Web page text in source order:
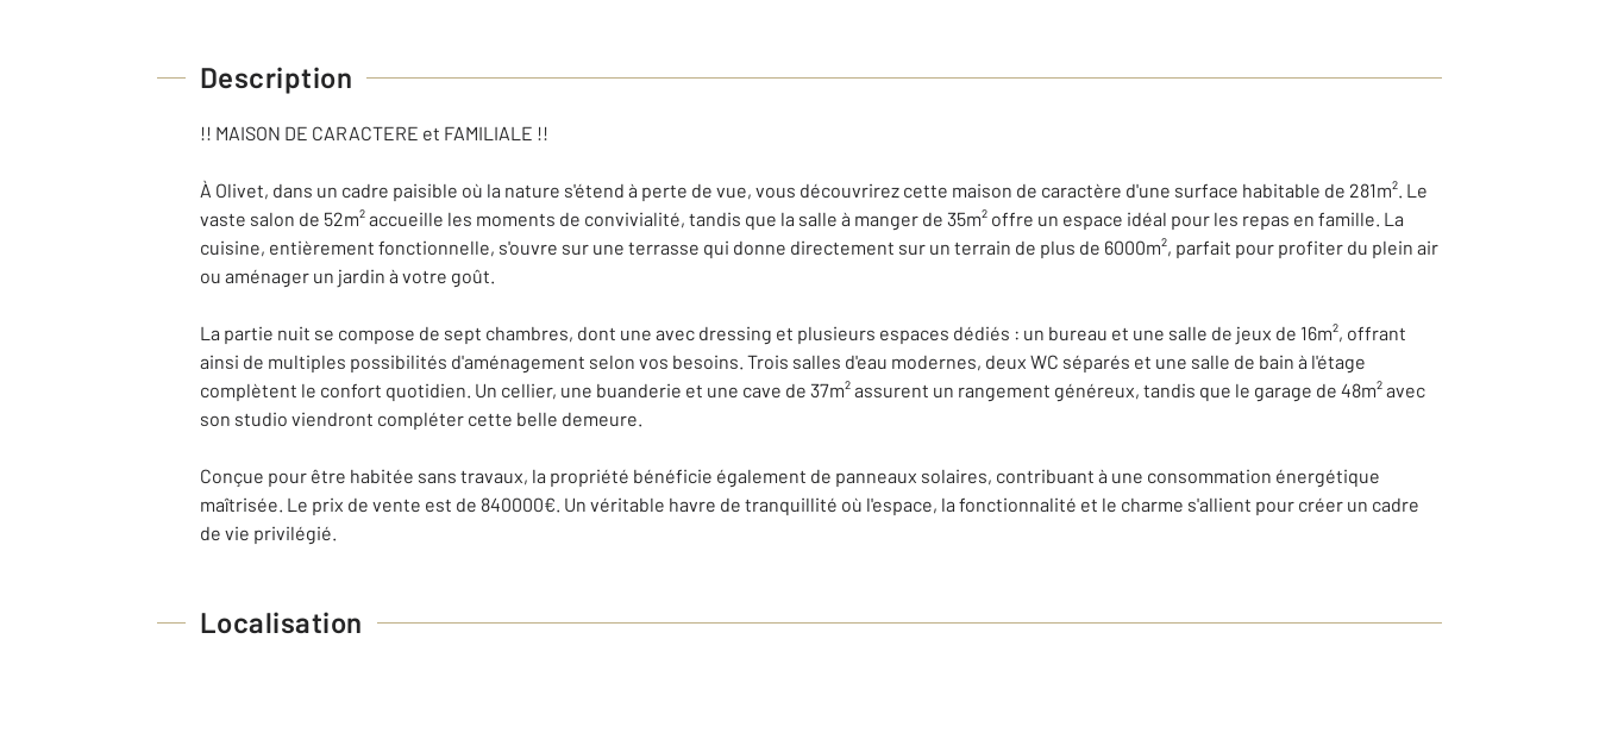
Description
!! MAISON DE CARACTERE et FAMILIALE !!
À Olivet, dans un cadre paisible où la nature s'étend à perte de vue, vous découvrirez cette maison de caractère d'une surface habitable de 281m². Le
vaste salon de 52m² accueille les moments de convivialité, tandis que la salle à manger de 35m² offre un espace idéal pour les repas en famille. La
cuisine, entièrement fonctionnelle, s'ouvre sur une terrasse qui donne directement sur un terrain de plus de 6000m², parfait pour profiter du plein air
ou aménager un jardin à votre goût.
La partie nuit se compose de sept chambres, dont une avec dressing et plusieurs espaces dédiés : un bureau et une salle de jeux de 16m², offrant
ainsi de multiples possibilités d'aménagement selon vos besoins. Trois salles d'eau modernes, deux WC séparés et une salle de bain à l'étage
complètent le confort quotidien. Un cellier, une buanderie et une cave de 37m² assurent un rangement généreux, tandis que le garage de 48m² avec
son studio viendront compléter cette belle demeure.
Conçue pour être habitée sans travaux, la propriété bénéficie également de panneaux solaires, contribuant à une consommation énergétique
maîtrisée. Le prix de vente est de 840000€. Un véritable havre de tranquillité où l'espace, la fonctionnalité et le charme s'allient pour créer un cadre
de vie privilégié.
Localisation